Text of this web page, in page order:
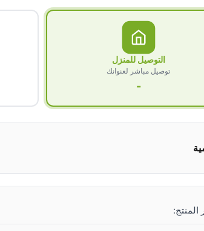
التوصيل للمنزل
توصيل مباشر لعنوانك
-